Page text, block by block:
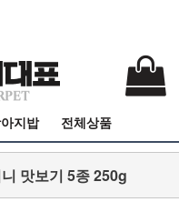
지밥 전체상품
맛보기 5종 250g